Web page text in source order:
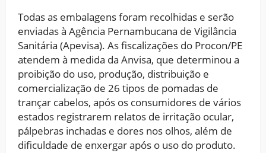
Todas as embalagens foram recolhidas e serão
enviadas à Agência Pernambucana de Vigilância
Sanitária (Apevisa). As fiscalizações do Procon/PE
atendem à medida da Anvisa, que determinou a
proibição do uso, produção, distribuição e
comercialização de 26 tipos de pomadas de
trançar cabelos, após os consumidores de vários
estados registrarem relatos de irritação ocular,
pálpebras inchadas e dores nos olhos, além de
dificuldade de enxergar após o uso do produto.